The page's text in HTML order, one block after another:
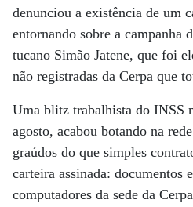
denunciou a existência de um
entornando sobre a campanha
tucano Simão Jatene, que foi
não registradas da Cerpa que
Uma blitz trabalhista do INSS
agosto, acabou botando na
graúdos do que simples
carteira assinada: documentos
computadores da sede da